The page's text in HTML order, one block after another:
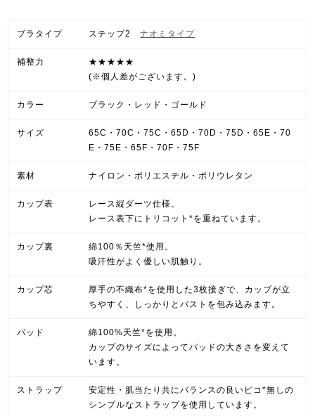
ブラタイプ ステップ2ナオミタイプ
補整力
★★★★★
(※個人差がございます。)
カラー ブラック・レッド・ゴールド
サイズ
65C・70C・75C・65D・70D・75D・65E・70
E・75E・65F・70F・75F
素材 ナイロン・ポリエステル・ポリウレタン
カップ表
レース縦ダーツ仕様。
レース表下にトリコット*を重ねています。
カップ裏
綿100％天竺*使用。
吸汗性がよく優しい肌触り。
カップ芯
厚手の不織布*を使用した3枚接ぎで、カップが立
ちやすく、しっかりとバストを包み込みます。
パッド
綿100%天竺*を使用。
カップのサイズによってパッドの大きさを変えて
います。
ストラップ
安定性・肌当たり共にバランスの良いピコ*無しの
シンプルなストラップを使用しています。